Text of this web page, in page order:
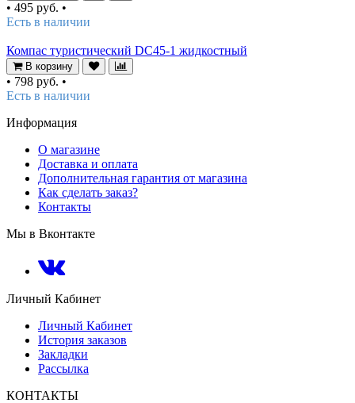
• 495 руб. •
Есть в наличии
Компас туристический DC45-1 жидкостный
В корзину
• 798 руб. •
Есть в наличии
Информация
О магазине
Доставка и оплата
Дополнительная гарантия от магазина
Как сделать заказ?
Контакты
Мы в Вконтакте
Личный Кабинет
Личный Кабинет
История заказов
Закладки
Рассылка
КОНТАКТЫ